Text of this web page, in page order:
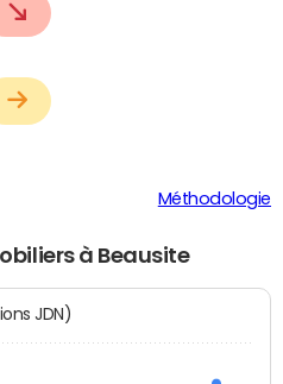
Méthodologie
à Beausite
JDN)